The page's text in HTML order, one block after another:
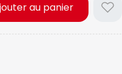
au panier